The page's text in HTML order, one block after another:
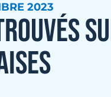
2023